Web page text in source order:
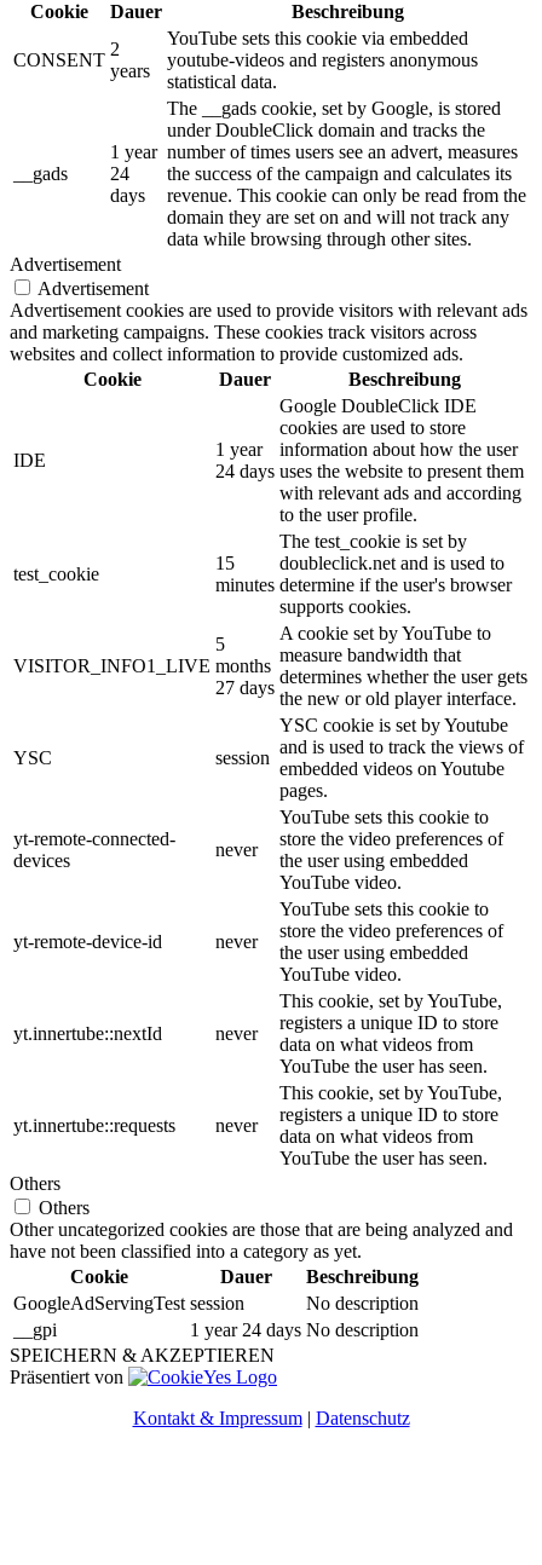
Cookie
Dauer Beschreibung
CONSENT
2
years
YouTube sets this cookie via embedded
youtube-videos and registers anonymous
statistical data.
__gads
1 year
24
days
The __gads cookie, set by Google, is stored
under DoubleClick domain and tracks the
number of times users see an advert, measures
the success of the campaign and calculates its
revenue. This cookie can only be read from the
domain they are set on and will not track any
data while browsing through other sites.
Advertisement
Advertisement
Advertisement cookies are used to provide visitors with relevant ads
and marketing campaigns. These cookies track visitors across
websites and collect information to provide customized ads.
Cookie
Dauer Beschreibung
IDE
1 year
24 days
Google DoubleClick IDE
cookies are used to store
information about how the user
uses the website to present them
with relevant ads and according
to the user profile.
test_cookie
15
minutes
The test_cookie is set by
doubleclick.net and is used to
determine if the user's browser
supports cookies.
VISITOR_INFO1_LIVE
5
months
27 days
A cookie set by YouTube to
measure bandwidth that
determines whether the user gets
the new or old player interface.
YSC session
YSC cookie is set by Youtube
and is used to track the views of
embedded videos on Youtube
pages.
yt-remote-connected-
devices
never
YouTube sets this cookie to
store the video preferences of
the user using embedded
YouTube video.
yt-remote-device-id never
YouTube sets this cookie to
store the video preferences of
the user using embedded
YouTube video.
yt.innertube::nextId never
This cookie, set by YouTube,
registers a unique ID to store
data on what videos from
YouTube the user has seen.
yt.innertube::requests never
This cookie, set by YouTube,
registers a unique ID to store
data on what videos from
YouTube the user has seen.
Others
Others
Other uncategorized cookies are those that are being analyzed and
have not been classified into a category as yet.
Cookie
Dauer
Beschreibung
GoogleAdServingTest session
No description
__gpi
1 year 24 days No description
SPEICHERN & AKZEPTIEREN
Präsentiert von
Kontakt & Impressum| Datenschutz